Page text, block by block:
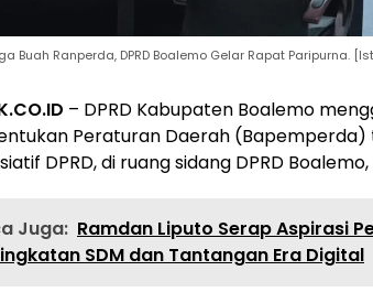
Buah Ranperda, DPRD Boalemo Gelar Rapat Paripurna.
– DPRD Kabupaten Boalemo
Peraturan Daerah
DPRD, di ruang sidang DPRD
Juga: Ramdan Liputo Serap Aspirasi
SDM dan Tantangan Era Digital